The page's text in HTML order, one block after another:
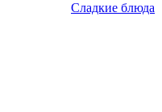
Сладкие блюда